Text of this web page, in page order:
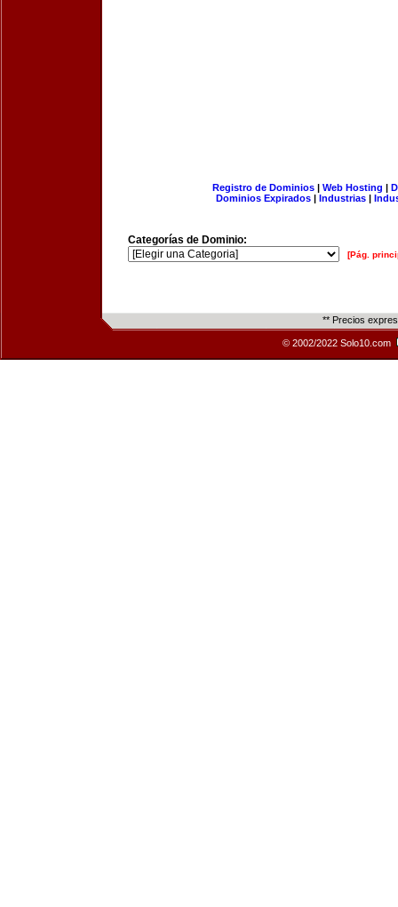
Registro de Dominios| Web Hosting |
Dominios Expirados | Industrias |
Categorías de Dominio:
[Pág.
** Precios
© 2002/2022 Solo10.com